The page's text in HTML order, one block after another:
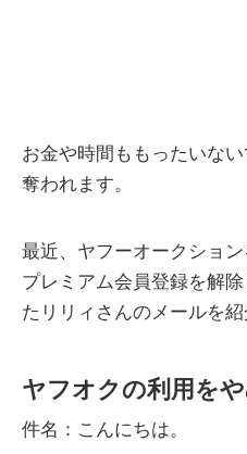
お金や時間ももったいな
奪われます。
最近、ヤフーオークショ
プレミアム会員登録を解
たリリィさんのメールを紹
ヤフオクの利用を
件名：こんにちは。